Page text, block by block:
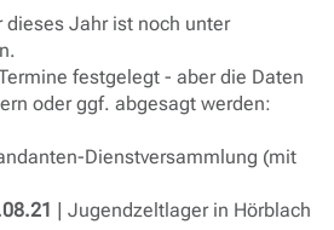
dieses Jahr ist noch unter
festgelegt - aber die Daten
oder ggf. abgesagt werden:
Dienstversammlung (mit
| Jugendzeltlager in Hörblach
Verband
Ausbildung
Service